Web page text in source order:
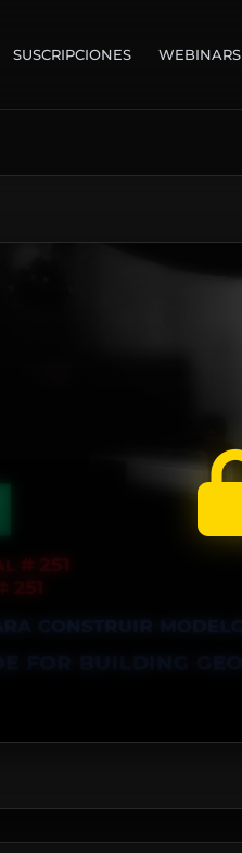
SUSCRIPCIONES WEBINARS